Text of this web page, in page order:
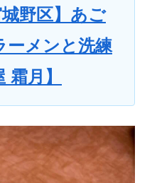
野区】あご
ーメンと洗練
月】